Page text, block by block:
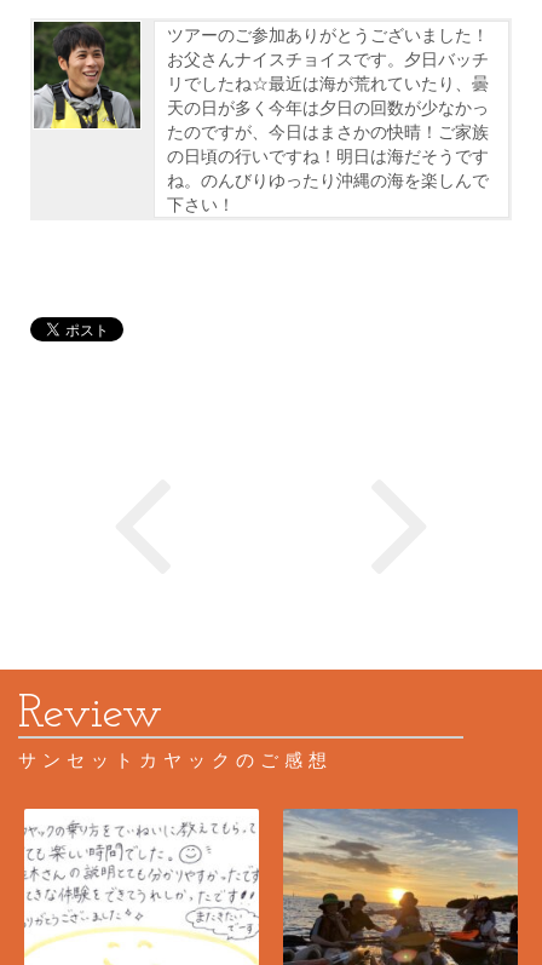
ツアーのご参加ありがとうございました！
お父さんナイスチョイスです。夕日バッチ
リでしたね☆最近は海が荒れていたり、曇
天の日が多く今年は夕日の回数が少なかっ
たのですが、今日はまさかの快晴！ご家族
の日頃の行いですね！明日は海だそうです
ね。のんびりゆったり沖縄の海を楽しんで
下さい！
サンセットカヤックのご感想